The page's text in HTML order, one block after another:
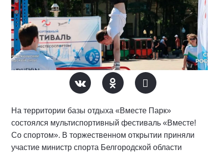
На территории базы отдыха «Вместе Парк»
состоялся мультиспортивный фестиваль «Вместе!
Со спортом». В торжественном открытии приняли
участие министр спорта Белгородской области